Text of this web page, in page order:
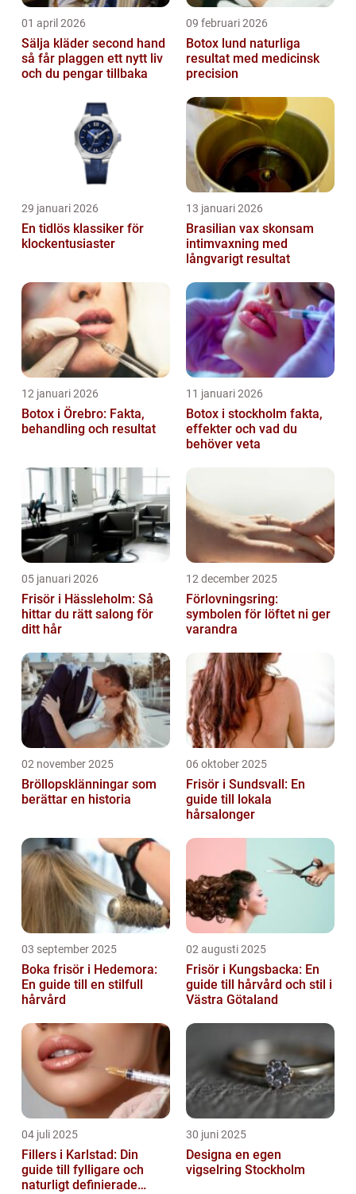
01 april 2026
Sälja kläder second hand
så får plaggen ett nytt liv
och du pengar tillbaka
09 februari 2026
Botox lund naturliga
resultat med medicinsk
precision
29 januari 2026
En tidlös klassiker för
klockentusiaster
13 januari 2026
Brasilian vax skonsam
intimvaxning med
långvarigt resultat
12 januari 2026
Botox i Örebro: Fakta,
behandling och resultat
11 januari 2026
Botox i stockholm fakta,
effekter och vad du
behöver veta
05 januari 2026
Frisör i Hässleholm: Så
hittar du rätt salong för
ditt hår
12 december 2025
Förlovningsring:
symbolen för löftet ni ger
varandra
02 november 2025
Bröllopsklänningar som
berättar en historia
06 oktober 2025
Frisör i Sundsvall: En
guide till lokala
hårsalonger
03 september 2025
Boka frisör i Hedemora:
En guide till en stilfull
hårvård
02 augusti 2025
Frisör i Kungsbacka: En
guide till hårvård och stil i
Västra Götaland
04 juli 2025
Fillers i Karlstad: Din
guide till fylligare och
naturligt definierade
30 juni 2025
Designa en egen
vigselring Stockholm